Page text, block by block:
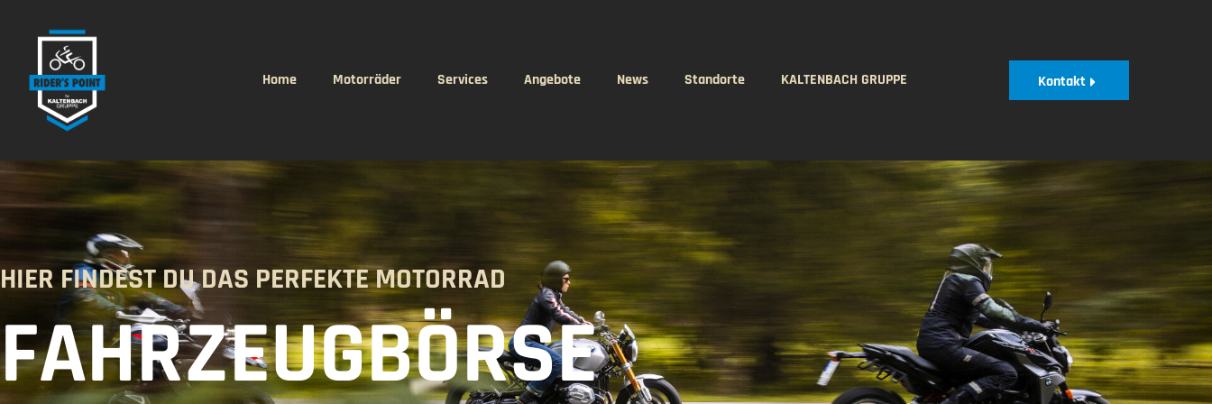
Home Motorräder Services Angebote News Standorte KALTENBACH GRUPPE Kontakt
HIER FINDEST DU DAS PERFEKTE MOTORRAD
FAHRZEUGBÖRSE